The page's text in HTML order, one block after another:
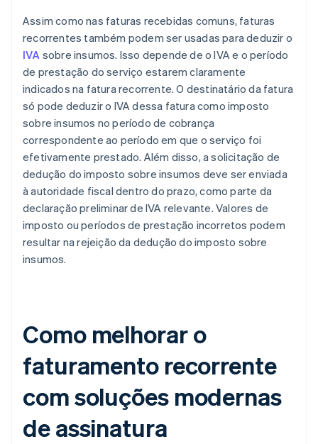
Assim como nas faturas recebidas comuns, faturas
recorrentes também podem ser usadas para deduzir o
IVA sobre insumos. Isso depende de o IVA e o período
de prestação do serviço estarem claramente
indicados na fatura recorrente. O destinatário da fatura
só pode deduzir o IVA dessa fatura como imposto
sobre insumos no período de cobrança
correspondente ao período em que o serviço foi
efetivamente prestado. Além disso, a solicitação de
dedução do imposto sobre insumos deve ser enviada
à autoridade fiscal dentro do prazo, como parte da
declaração preliminar de IVA relevante. Valores de
imposto ou períodos de prestação incorretos podem
resultar na rejeição da dedução do imposto sobre
insumos.
Como melhorar o
faturamento recorrente
com soluções modernas
de assinatura